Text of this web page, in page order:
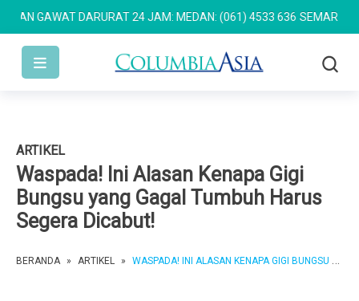
GAWAT DARURAT 24 JAM: MEDAN: (061) 4533 636 SEMARANG:
ARTIKEL
Waspada! Ini Alasan Kenapa Gigi
Bungsu yang Gagal Tumbuh Harus
Segera Dicabut!
BERANDA » ARTIKEL » WASPADA! INI ALASAN KENAPA GIGI BUNGSU YANG GAGAL TUMBUH HARUS SEGERA DICABUT!